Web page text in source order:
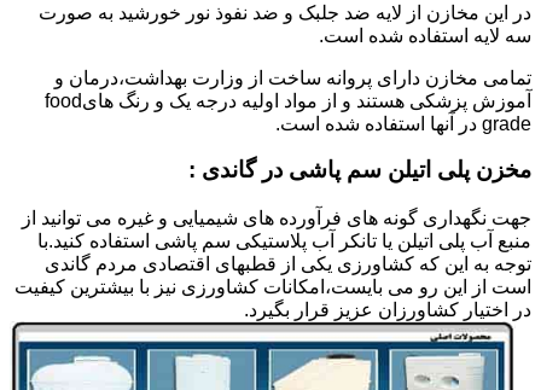
در این مخازن از لایه ضد جلبک و ضد نفوذ نور خورشید به صورت
سه لایه استفاده شده است.
تمامی مخازن دارای پروانه ساخت از وزارت بهداشت،درمان و
آموزش پزشکی هستند و از مواد اولیه درجه یک و رنگ هایfood
grade در آنها استفاده شده است.
مخزن پلی اتیلن سم پاشی در گاندی :
جهت نگهداری گونه های فرآورده های شیمیایی و غیره می توانید از
منبع آب پلی اتیلن یا تانکر آب پلاستیکی سم پاشی استفاده کنید.با
توجه به این که کشاورزی یکی از قطبهای اقتصادی مردم گاندی
است از این رو می بایست،امکانات کشاورزی نیز با بیشترین کیفیت
در اختیار کشاورزان عزیز قرار بگیرد.